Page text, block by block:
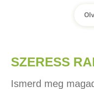
SZERESS
Ismerd meg